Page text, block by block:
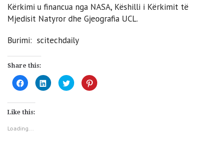
Kërkimi u financua nga NASA, Këshilli i Kërkimit të
Mjedisit Natyror dhe Gjeografia UCL.
Burimi: scitechdaily
Share this:
Click
to
share
Facebook
(Opens
in
window)
Click
to
share
Click
to
share
Click
to
Like this:
Loading...